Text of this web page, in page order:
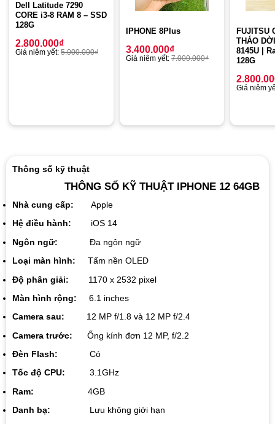
Dell Latitude 7290
CORE i3-8 RAM 8 – SSD
128G
2.800.000₫
Giá niêm yết: 5.000.000₫
IPHONE 8Plus
3.400.000₫
Giá niêm yết: 7.000.000₫
FUJITSU
THÁO
8145U |
128G
Giá niêm
Thông số kỹ thuật
THÔNG SỐ KỸ THUẬT IPHONE 12 64GB
Nhà cung cấp: Apple
Hệ điều hành: iOS 14
Ngôn ngữ: Đa ngôn ngữ
Loại màn hình: Tấm nền OLED
Độ phân giải: 1170 x 2532 pixel
Màn hình rộng: 6.1 inches
Camera sau: 12 MP f/1.8 và 12 MP f/2.4
Camera trước: Ống kính đơn 12 MP, f/2.2
Đèn Flash: Có
Tốc độ CPU: 3.1GHz
Ram: 4GB
Danh bạ: Lưu không giới hạn